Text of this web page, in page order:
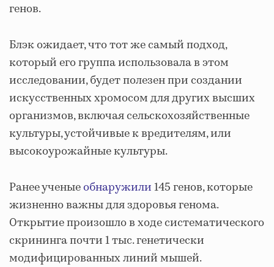
генов.
Блэк ожидает, что тот же самый подход,
который его группа использовала в этом
исследовании, будет полезен при создании
искусственных хромосом для других высших
организмов, включая сельскохозяйственные
культуры, устойчивые к вредителям, или
высокоурожайные культуры.
Ранее ученыеобнаружили 145 генов, которые
жизненно важны для здоровья генома.
Открытие произошло в ходе систематического
скрининга почти 1 тыс. генетически
модифицированных линий мышей.